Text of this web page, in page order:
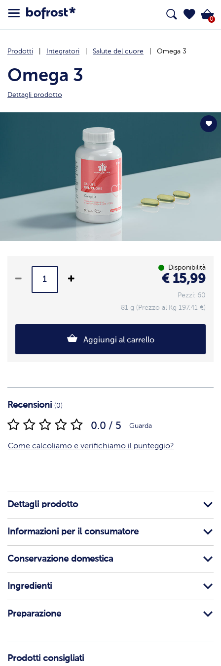
0
Prodotti Integratori Salute del cuore Omega 3
Omega 3
Dettagli prodotto
Disponibilità
€ 15,99
Pezzi: 60
81 g (Prezzo al Kg 197.41 €)
Aggiungi al carrello
Recensioni (0)
0.0 / 5 Guarda
Come calcoliamo e verifichiamo il punteggio?
Dettagli prodotto
Informazioni per il consumatore
Conservazione domestica
Ingredienti
Preparazione
Prodotti consigliati